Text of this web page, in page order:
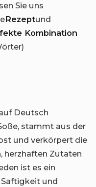
Sie uns
Rezeptund
Kombination
Deutsch
stammt aus der
und verkörpert die
herzhaften Zutaten
ist es ein
und